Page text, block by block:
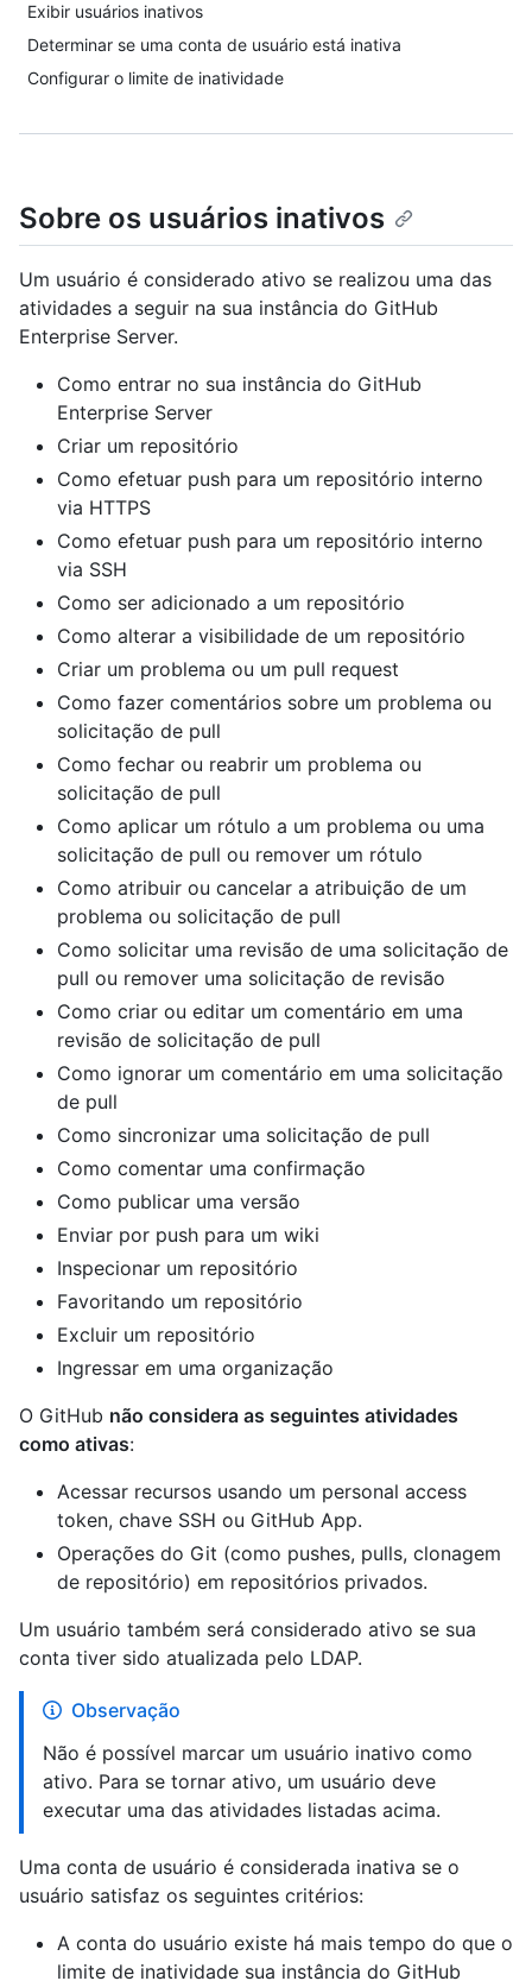
Exibir usuários inativos
Determinar se uma conta de usuário está inativa
Configurar o limite de inatividade
Sobre os usuários inativos
Um usuário é considerado ativo se realizou uma das
atividades a seguir na sua instância do GitHub
Enterprise Server.
Como entrar no sua instância do GitHub
Enterprise Server
Criar um repositório
Como efetuar push para um repositório interno
via HTTPS
Como efetuar push para um repositório interno
via SSH
Como ser adicionado a um repositório
Como alterar a visibilidade de um repositório
Criar um problema ou um pull request
Como fazer comentários sobre um problema ou
solicitação de pull
Como fechar ou reabrir um problema ou
solicitação de pull
Como aplicar um rótulo a um problema ou uma
solicitação de pull ou remover um rótulo
Como atribuir ou cancelar a atribuição de um
problema ou solicitação de pull
Como solicitar uma revisão de uma solicitação de
pull ou remover uma solicitação de revisão
Como criar ou editar um comentário em uma
revisão de solicitação de pull
Como ignorar um comentário em uma solicitação
de pull
Como sincronizar uma solicitação de pull
Como comentar uma confirmação
Como publicar uma versão
Enviar por push para um wiki
Inspecionar um repositório
Favoritando um repositório
Excluir um repositório
Ingressar em uma organização
O GitHub não considera as seguintes atividades
como ativas:
Acessar recursos usando um personal access
token, chave SSH ou GitHub App.
Operações do Git (como pushes, pulls, clonagem
de repositório) em repositórios privados.
Um usuário também será considerado ativo se sua
conta tiver sido atualizada pelo LDAP.
Observação
Não é possível marcar um usuário inativo como
ativo. Para se tornar ativo, um usuário deve
executar uma das atividades listadas acima.
Uma conta de usuário é considerada inativa se o
usuário satisfaz os seguintes critérios:
A conta do usuário existe há mais tempo do que o
limite de inatividade sua instância do GitHub